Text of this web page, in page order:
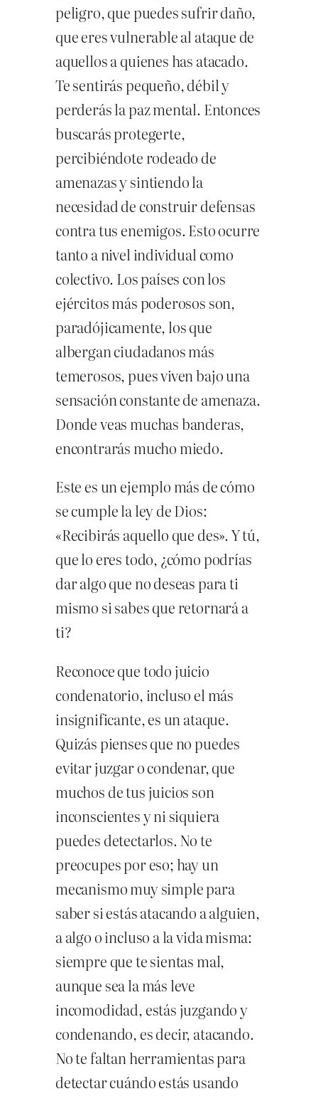
peligro, que puedes sufrir daño,
que eres vulnerable al ataque de
aquellos a quienes has atacado.
Te sentirás pequeño, débil y
perderás la paz mental. Entonces
buscarás protegerte,
percibiéndote rodeado de
amenazas y sintiendo la
necesidad de construir defensas
contra tus enemigos. Esto ocurre
tanto a nivel individual como
colectivo. Los países con los
ejércitos más poderosos son,
paradójicamente, los que
albergan ciudadanos más
temerosos, pues viven bajo una
sensación constante de amenaza.
Donde veas muchas banderas,
encontrarás mucho miedo.
Este es un ejemplo más de cómo
se cumple la ley de Dios:
«Recibirás aquello que des». Y tú,
que lo eres todo, ¿cómo podrías
dar algo que no deseas para ti
mismo si sabes que retornará a
ti?
Reconoce que todo juicio
condenatorio, incluso el más
insignificante, es un ataque.
Quizás pienses que no puedes
evitar juzgar o condenar, que
muchos de tus juicios son
inconscientes y ni siquiera
puedes detectarlos. No te
preocupes por eso; hay un
mecanismo muy simple para
saber si estás atacando a alguien,
a algo o incluso a la vida misma:
siempre que te sientas mal,
aunque sea la más leve
incomodidad, estás juzgando y
condenando, es decir, atacando.
No te faltan herramientas para
detectar cuándo estás usando